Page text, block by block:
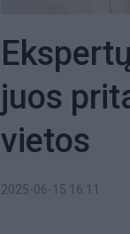
juos
vietos
2025-06-15 16:11